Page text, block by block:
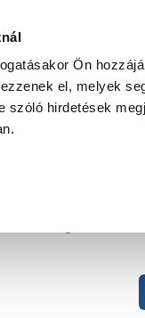
Ön
el, melyek
szóló hirdetések